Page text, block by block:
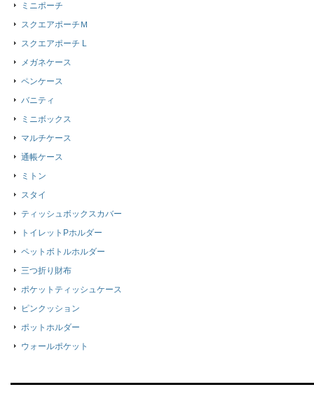
ミニポーチ
スクエアポーチＭ
スクエアポーチ L
メガネケース
ペンケース
バニティ
ミニボックス
マルチケース
通帳ケース
ミトン
スタイ
ティッシュボックスカバー
トイレットPホルダー
ペットボトルホルダー
三つ折り財布
ポケットティッシュケース
ピンクッション
ポットホルダー
ウォールポケット